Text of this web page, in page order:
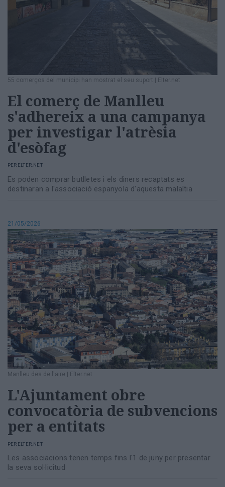
55 comerços del municipi han mostrat el seu suport | Elter.net
El comerç de Manlleu
s'adhereix a una campanya
per investigar l'atrèsia
d'esòfag
PER ELTER.NET
Es poden comprar butlletes i els diners recaptats es
destinaran a l'associació espanyola d'aquesta malaltia
21/05/2026
Manlleu des de l'aire Elter.net
L'Ajuntament obre
convocatòria de subvencions
per a entitats
PER ELTER.NET
Les associacions tenen temps fins l'1 de juny per presentar
la seva sol·licitud